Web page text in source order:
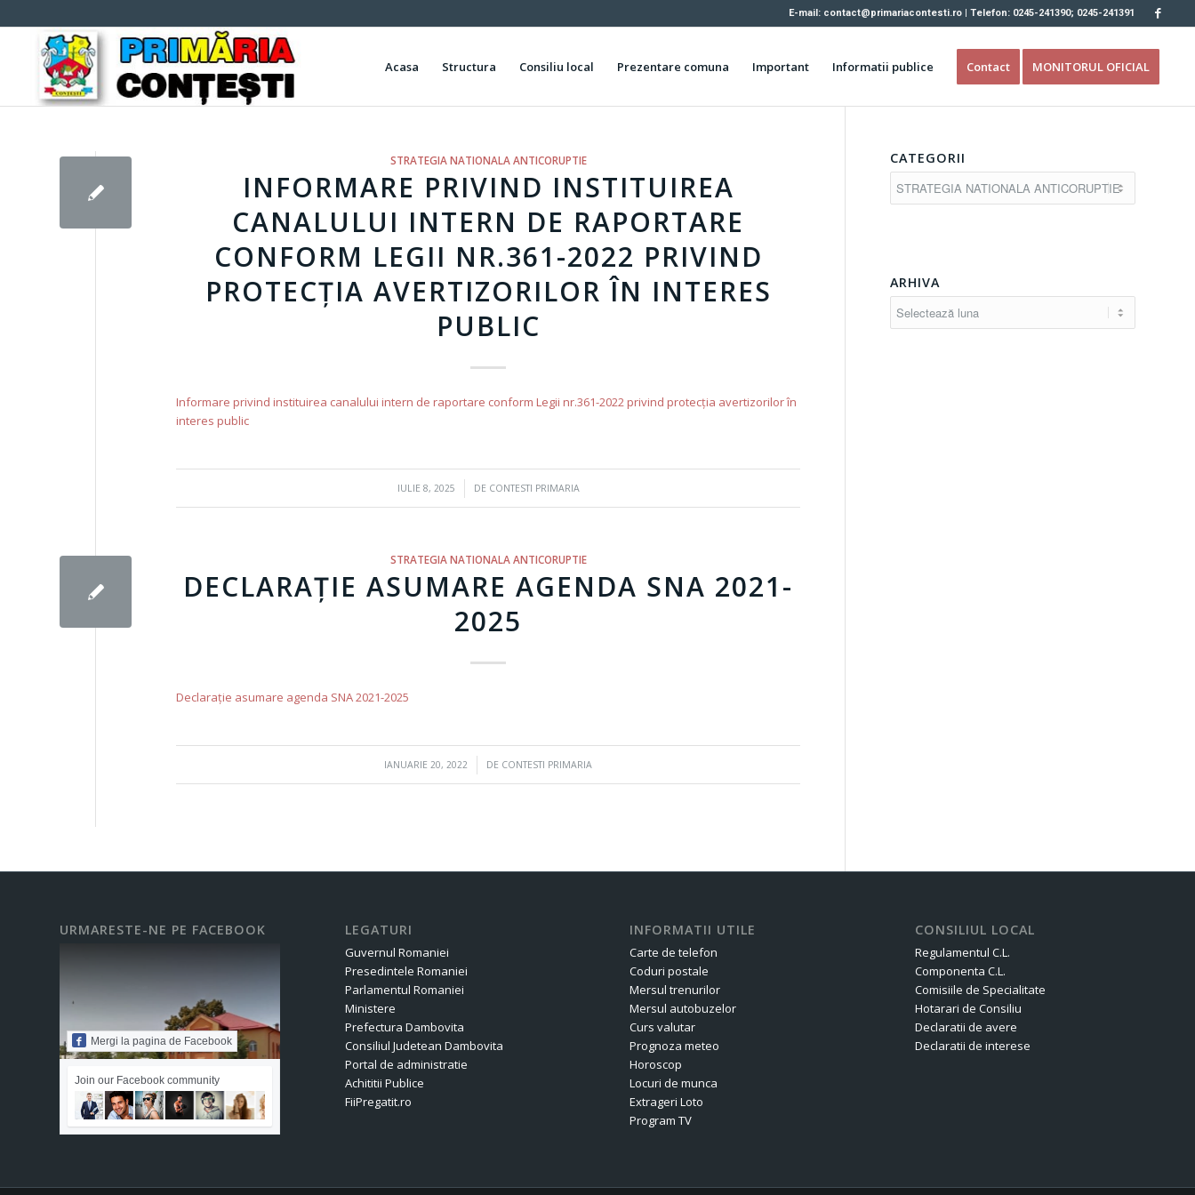
E-mail: contact@primariacontesti.ro | Telefon: 0245-241390; 0245-241391
Acasa Structura Consiliu local Prezentare comuna Important Informatii publice Contact MONITORUL OFICIAL
STRATEGIA NATIONALA ANTICORUPTIE
INFORMARE PRIVIND INSTITUIREA
CANALULUI INTERN DE RAPORTARE
CONFORM LEGII NR.361-2022 PRIVIND
PROTECȚIA AVERTIZORILOR ÎN INTERES
PUBLIC
Informare privind instituirea canalului intern de raportare conform Legii nr.361-2022 privind protecția avertizorilor în
interes public
IULIE 8, 2025
/ DE CONTESTI PRIMARIA
STRATEGIA NATIONALA ANTICORUPTIE
DECLARAȚIE ASUMARE AGENDA SNA 2021-
2025
Declarație asumare agenda SNA 2021-2025
IANUARIE 20, 2022
/ DE CONTESTI PRIMARIA
CATEGORII
ARHIVA
URMARESTE-NE PE FACEBOOK
Mergi la pagina de Facebook
Join our Facebook community
LEGATURI
Guvernul Romaniei
Presedintele Romaniei
Parlamentul Romaniei
Ministere
Prefectura Dambovita
Consiliul Judetean Dambovita
Portal de administratie
Achititii Publice
FiiPregatit.ro
INFORMATII UTILE
Carte de telefon
Coduri postale
Mersul trenurilor
Mersul autobuzelor
Curs valutar
Prognoza meteo
Horoscop
Locuri de munca
Extrageri Loto
Program TV
CONSILIUL LOCAL
Regulamentul C.L.
Componenta C.L.
Comisiile de Specialitate
Hotarari de Consiliu
Declaratii de avere
Declaratii de interese